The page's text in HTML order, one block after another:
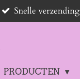
Snelle verzending
PRODUCTEN